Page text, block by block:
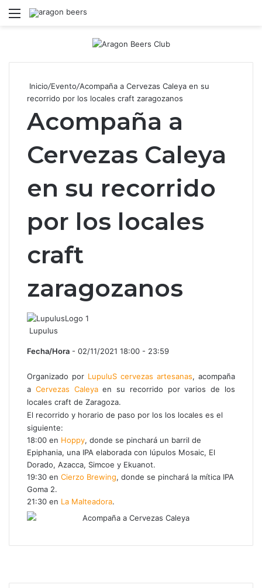
Menú
Inicio/Evento/Acompaña a Cervezas Caleya en su
recorrido por los locales craft zaragozanos
Acompaña a
Cervezas Caleya
en su recorrido
por los locales
craft
zaragozanos
Lupulus
Fecha/Hora - 02/11/2021 18:00 - 23:59
Organizado por LupuluS cervezas artesanas, acompaña
a Cervezas Caleyaen su recorrido por varios de los
locales craft de Zaragoza.
El recorrido y horario de paso por los los locales es el
siguiente:
18:00 en Hoppy, donde se pinchará un barril de
Epiphania, una IPA elaborada con lúpulos Mosaic, El
Dorado, Azacca, Simcoe y Ekuanot.
19:30 en Cierzo Brewing, donde se pinchará la mítica IPA
Goma 2.
21:30 en La Malteadora.